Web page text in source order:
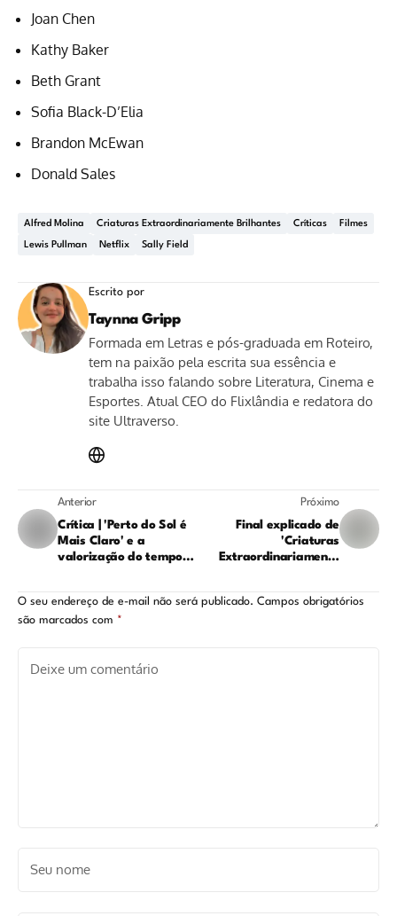
Joan Chen
Kathy Baker
Beth Grant
Sofia Black-D’Elia
Brandon McEwan
Donald Sales
Alfred Molina Criaturas Extraordinariamente Brilhantes Críticas Filmes
Lewis Pullman Netflix Sally Field
Escrito por
Taynna Gripp
Formada em Letras e pós-graduada em Roteiro,
tem na paixão pela escrita sua essência e
trabalha isso falando sobre Literatura, Cinema e
Esportes. Atual CEO do Flixlândia e redatora do
site Ultraverso.
Anterior
Crítica | 'Perto do Sol é
Mais Claro' e a
valorização do tempo
Próximo
Final explicado de
'Criaturas
Extraordinariamente
polvo Marcellus
O seu endereço de e-mail não será publicado. Campos obrigatórios
são marcados com *